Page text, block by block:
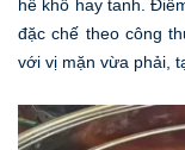
hề khô hay tanh.
đặc chế theo công
với vị mặn vừa phải,